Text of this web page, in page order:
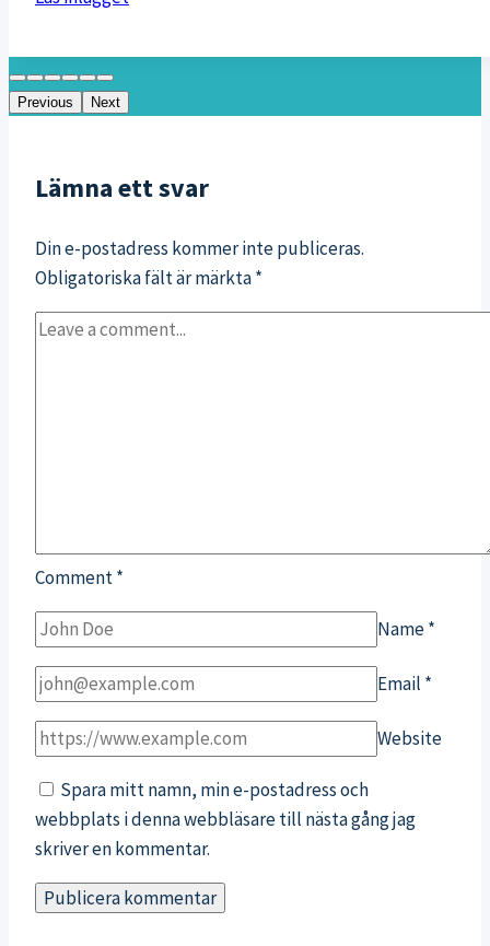
Previous Next
Lämna ett svar
Din e-postadress kommer inte publiceras.
Obligatoriska fält är märkta*
Comment*
Name*
Email *
Website
Spara mitt namn, min e-postadress och
webbplats i denna webbläsare till nästa gång jag
skriver en kommentar.